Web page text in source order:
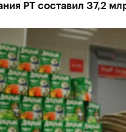
РТ составил 37,2